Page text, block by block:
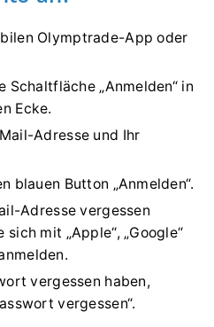
Olymptrade-App oder
Schaltfläche „Anmelden“ in
Ecke.
Adresse und Ihr
blauen Button „Anmelden“.
Adresse vergessen
sich mit „Apple“, „Google“
vergessen haben,
vergessen“.